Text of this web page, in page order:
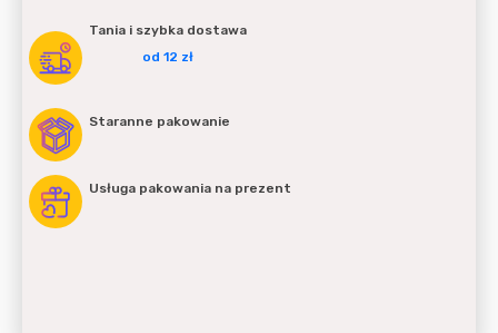
Tania i szybka dostawa
od 12 zł
Staranne pakowanie
Usługa pakowania na prezent